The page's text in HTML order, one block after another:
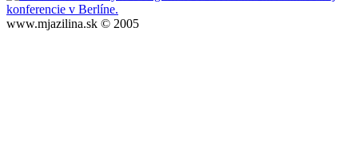
www.mjazilina.sk © 2005